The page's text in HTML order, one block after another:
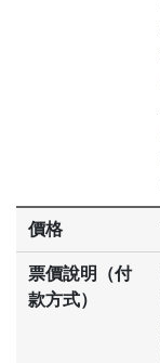
價格
票價說明（付
款方式）